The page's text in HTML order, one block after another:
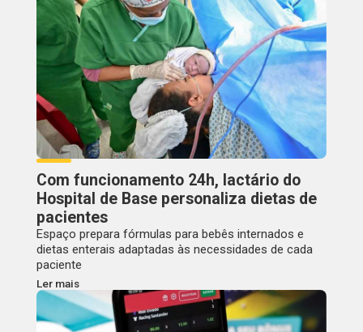
Com funcionamento 24h, lactário do
Hospital de Base personaliza dietas de
pacientes
Espaço prepara fórmulas para bebês internados e
dietas enterais adaptadas às necessidades de cada
paciente
Ler mais